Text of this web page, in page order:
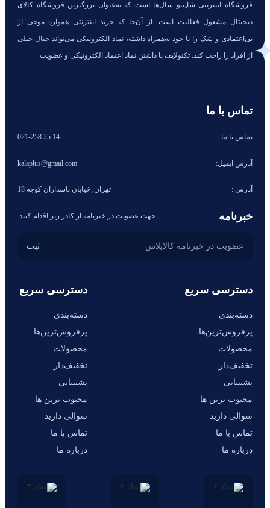
فروشگاه اینترنتی شاپینو سال‌ها است که به‌عنوان بزرگترین فروشگاه کالای
دیجیتال مشغول فعالیت است. از آن‌جا که خرید اینترنتی همواره موجی از
بی‌اعتمادی و شک را با خود به‌همراه داشته، نماد الکترونیکی می‌تواند خیال خیلی
از افراد را راحت کند. تکنولایف با داشتن نماد اعتماد الکترونیکی و عضویت
دسترسی سریع
دسته‌بندی
پرفروش‌ترین‌ها
محصولات
تخفیف‌دار
پشتیبانی
محبوب ترین ها
سوالی دارید
تماس با ما
درباره ما
تماس با ما
تماس با ما : 14 25 021-258
آدرس ایمیل: kalaplus@gmail.com
آدرس : تهران, خیابان پاسداران کوچه 18
خبرنامه جهت عضویت در خبرنامه از کادر زیر اقدام کنید.
دسترسی سریع
دسته‌بندی
پرفروش‌ترین‌ها
محصولات
تخفیف‌دار
پشتیبانی
محبوب ترین ها
سوالی دارید
تماس با ما
درباره ما